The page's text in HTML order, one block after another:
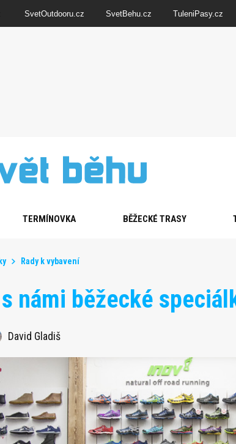
SvetOutdooru.cz SvetBehu.cz TuleniPasy.cz
TERMÍNOVKA BĚŽECKÉ TRASY
Rady k vybavení
námi běžecké
David Gladiš